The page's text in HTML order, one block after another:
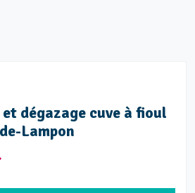
dégazage cuve à fioul
Lampon